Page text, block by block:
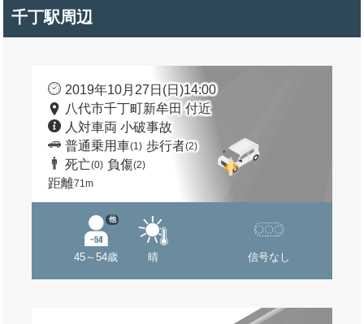
千丁駅周辺
2019年10月27日(日)14:00
八代市千丁町新牟田 付近
人対車両 小破事故
普通乗用車(1) 歩行者(2)
死亡(0) 負傷(2)
距離71m
45～54歳
他
晴 信号なし